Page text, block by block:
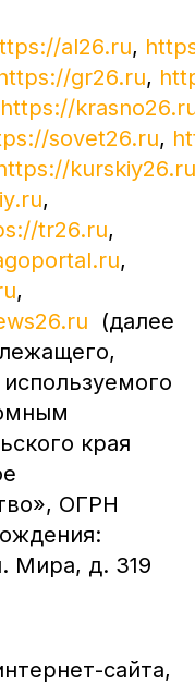
al26.ru,
gr26.ru,
https://
sovet26.ru,
kurskiy26.ru
,
tr26.ru,
,
,
(далее
края
ОГРН
Мира, д. 319
сайта,